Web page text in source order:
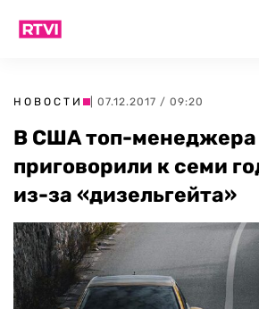
НОВОСТИ | 07.12.2017 / 09:20
В США топ-менеджера
приговорили к семи
из-за «дизельгейта»